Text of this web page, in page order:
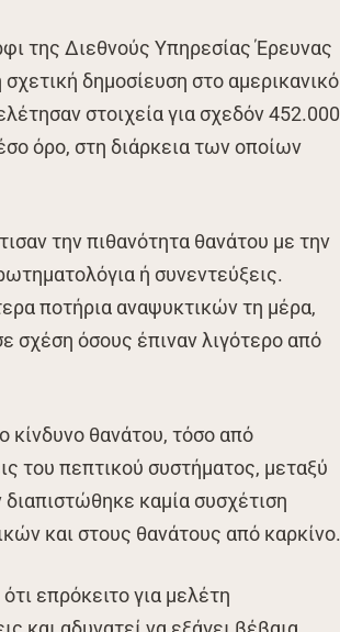
της Διεθνούς Υπηρεσίας Έρευνας
δημοσίευση στο αμερικανικό
στοιχεία για σχεδόν 452.000
όρο, στη διάρκεια των οποίων
την πιθανότητα θανάτου με την
ή συνεντεύξεις.
ποτήρια αναψυκτικών τη μέρα,
σχέση όσους έπιναν λιγότερο από
κίνδυνο θανάτου, τόσο από
του πεπτικού συστήματος, μεταξύ
καμία συσχέτιση
και στους θανάτους από καρκίνο.
επρόκειτο για μελέτη